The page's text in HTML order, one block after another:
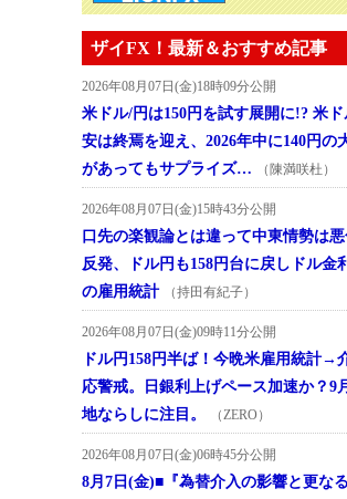
ザイFX！最新＆おすすめ記事
2026年08月07日(金)18時09分公開
米ドル/円は150円を試す展開に!? 米ド
安は終焉を迎え、2026年中に140円の
があってもサプライズ…
（陳満咲杜）
2026年08月07日(金)15時43分公開
口先の楽観論とは違って中東情勢は
反発、ドル円も158円台に戻しドル金
の雇用統計
（持田有紀子）
2026年08月07日(金)09時11分公開
ドル円158円半ば！今晩米雇用統計→
応警戒。日銀利上げペース加速か？9
地ならしに注目。
（ZERO）
2026年08月07日(金)06時45分公開
8月7日(金)■『為替介入の影響と更な